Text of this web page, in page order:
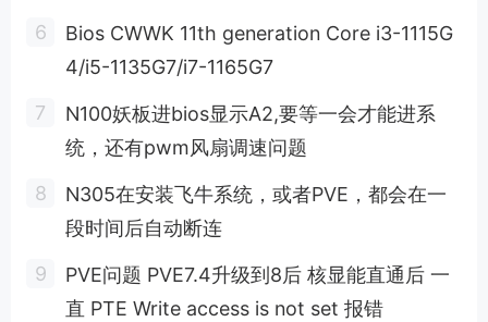
Bios CWWK 11th generation Core i3-1115G
4/i5-1135G7/i7-1165G7
N100妖板进bios显示A2,要等一会才能进系
统，还有pwm风扇调速问题
N305在安装飞牛系统，或者PVE，都会在一
段时间后自动断连
PVE问题 PVE7.4升级到8后 核显能直通后 一
直 PTE Write access is not set 报错